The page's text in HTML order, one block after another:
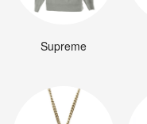
Supreme